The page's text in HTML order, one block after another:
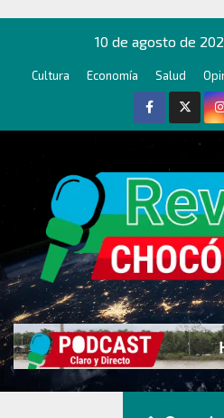
contenido
10 de agosto de
Cultura Economía Salud